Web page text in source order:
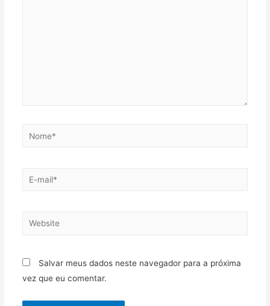
Salvar meus dados neste navegador para a próxima
vez que eu comentar.